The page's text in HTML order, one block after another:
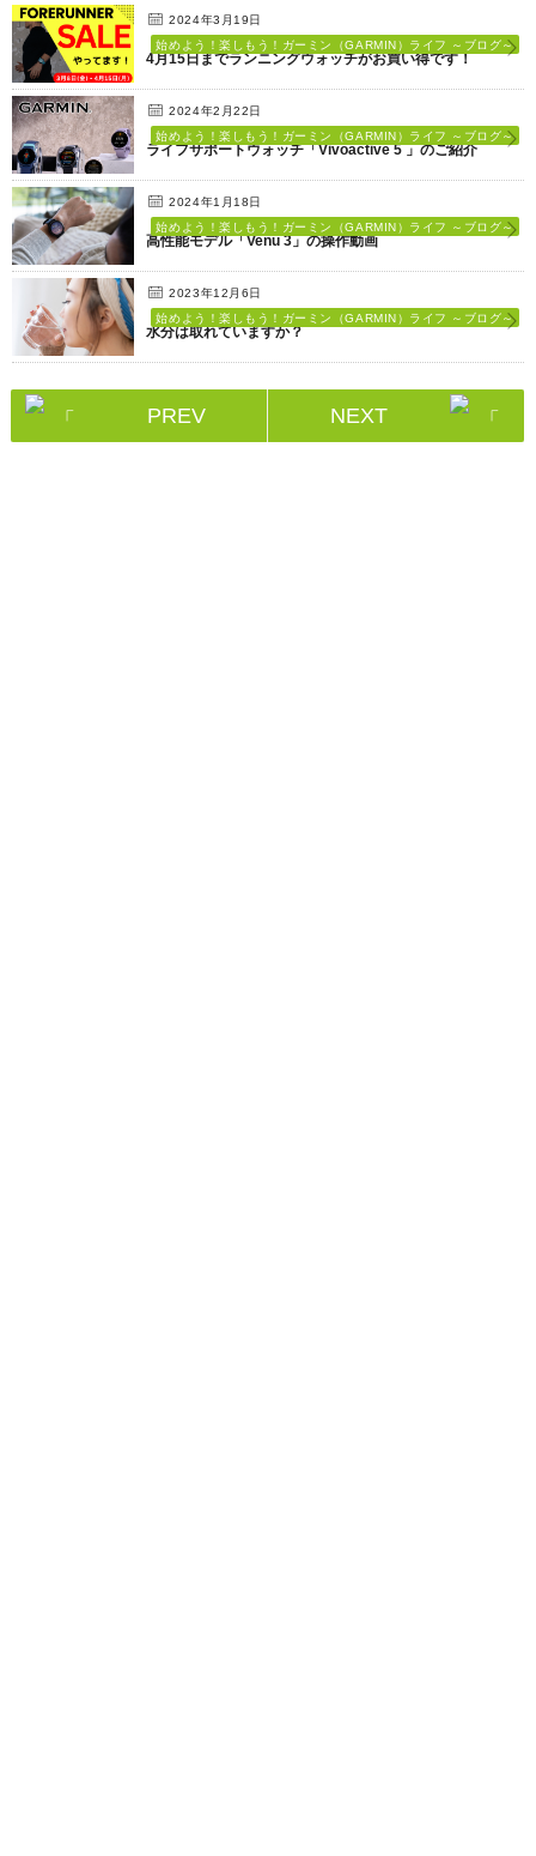
2024年3月19日
始めよう！楽しもう！ガーミン（GARMIN）ライフ ～ブログ～
4月15日までランニングウォッチがお買い得です！
2024年2月22日
始めよう！楽しもう！ガーミン（GARMIN）ライフ ～ブログ～
ライフサポートウォッチ「Vivoactive 5 」のご紹介
2024年1月18日
始めよう！楽しもう！ガーミン（GARMIN）ライフ ～ブログ～
高性能モデル「Venu 3」の操作動画
2023年12月6日
始めよう！楽しもう！ガーミン（GARMIN）ライフ ～ブログ～
水分は取れていますか？
PREV NEXT